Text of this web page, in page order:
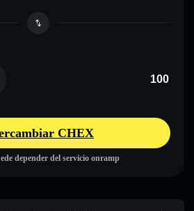
CHEX
depender del servicio onramp